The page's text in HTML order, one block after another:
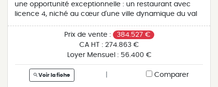
une opportunité exceptionnelle : un restaurant avec
licence 4, niché au cœur d'une ville dynamique du val
établissement bénéficie d'une situation privilégiée, à
proximité de tous les transports en commun. le
restaurant dispose d'une salle pouvant accueillir jusqu'à
et de 10 places au bar. en prime, il comprend un
appartement de 3 pièces en excellent état, avec un
Prix de vente :
384.527 €
CA HT : 274.863 €
Loyer Mensuel : 56.400 €
Voir la fiche Comparer